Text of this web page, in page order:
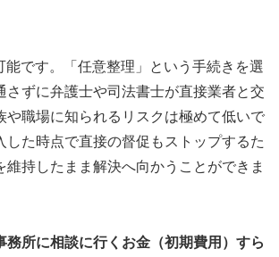
能です。「任意整理」という手続きを選
さずに弁護士や司法書士が直接業者と交
や職場に知られるリスクは極めて低いで
した時点で直接の督促もストップするた
維持したまま解決へ向かうことができま
務所に相談に行くお金（初期費用）すら